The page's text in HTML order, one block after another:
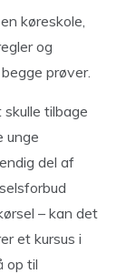
køreskole,
og
prøver.
tilbage
unge
del af
– kan det
et kursus i
op til